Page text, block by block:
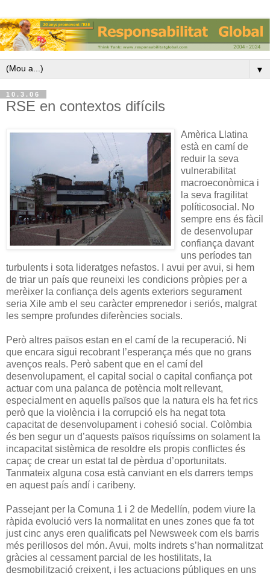
▼
10.3.06
RSE en contextos difícils
Amèrica Llatina
està en camí de
reduir la seva
vulnerabilitat
macroeconòmica i
la seva fragilitat
políticosocial. No
sempre ens és fàcil
de desenvolupar
confiança davant
uns períodes tan
turbulents i sota lideratges nefastos. I avui per avui, si hem
de triar un país que reuneixi les condicions pròpies per a
merèixer la confiança dels agents exteriors segurament
seria Xile amb el seu caràcter emprenedor i seriós, malgrat
les sempre profundes diferències socials.
Però altres països estan en el camí de la recuperació. Ni
que encara sigui recobrant l’esperança més que no grans
avenços reals. Però sabent que en el camí del
desenvolupament, el capital social o capital confiança pot
actuar com una palanca de potència molt rellevant,
especialment en aquells països que la natura els ha fet rics
però que la violència i la corrupció els ha negat tota
capacitat de desenvolupament i cohesió social. Colòmbia
és ben segur un d’aquests països riquíssims on solament la
incapacitat sistèmica de resoldre els propis conflictes és
capaç de crear un estat tal de pèrdua d’oportunitats.
Tanmateix alguna cosa està canviant en els darrers temps
en aquest país andí i caribeny.
Passejant per la Comuna 1 i 2 de Medellín, podem viure la
ràpida evolució vers la normalitat en unes zones que fa tot
just cinc anys eren qualificats pel Newsweek com els barris
més perillosos del món. Avui, molts indrets s’han normalitzat
gràcies al cessament parcial de les hostilitats, la
desmobilització creixent, i les actuacions públiques en uns